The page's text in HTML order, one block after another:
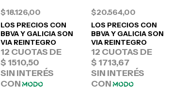
$18.126,00 $20.564,00